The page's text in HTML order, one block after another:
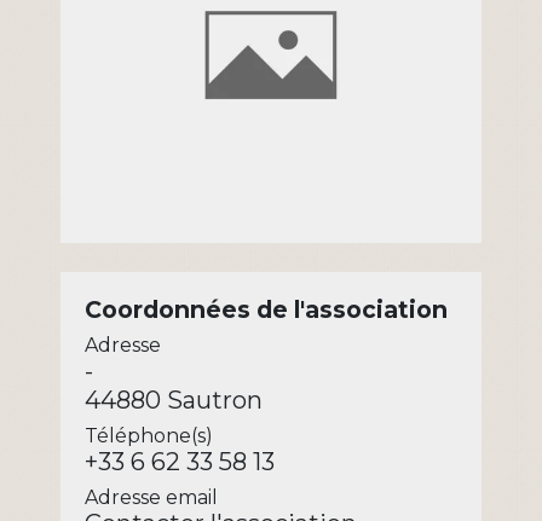
Coordonnées de l'association
Adresse
-
44880 Sautron
Téléphone(s)
+33 6 62 33 58 13
Adresse email